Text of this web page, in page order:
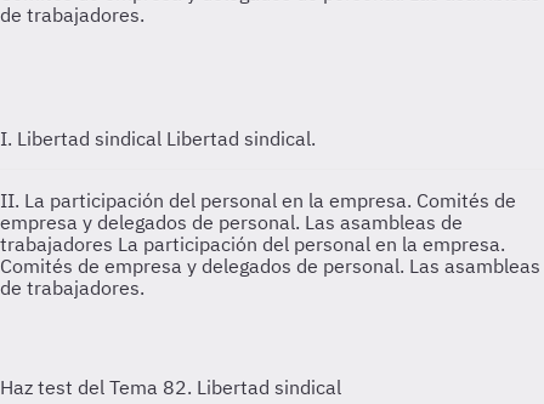
I. Libertad sindical Libertad sindical.
II. La participación del personal en la empresa. Comités de
empresa y delegados de personal. Las asambleas de
trabajadores La participación del personal en la empresa.
Comités de empresa y delegados de personal. Las asambleas
de trabajadores.